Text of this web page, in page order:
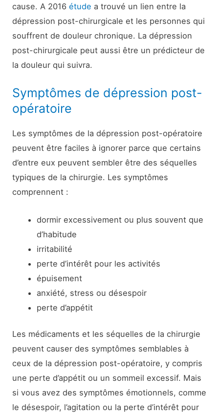
cause. A 2016étude a trouvé un lien entre la
dépression post-chirurgicale et les personnes qui
souffrent de douleur chronique. La dépression
post-chirurgicale peut aussi être un prédicteur de
la douleur qui suivra.
Symptômes de dépression post-
opératoire
Les symptômes de la dépression post-opératoire
peuvent être faciles à ignorer parce que certains
d’entre eux peuvent sembler être des séquelles
typiques de la chirurgie. Les symptômes
comprennent :
dormir excessivement ou plus souvent que
d’habitude
irritabilité
perte d’intérêt pour les activités
épuisement
anxiété, stress ou désespoir
perte d’appétit
Les médicaments et les séquelles de la chirurgie
peuvent causer des symptômes semblables à
ceux de la dépression post-opératoire, y compris
une perte d’appétit ou un sommeil excessif. Mais
si vous avez des symptômes émotionnels, comme
le désespoir, l’agitation ou la perte d’intérêt pour